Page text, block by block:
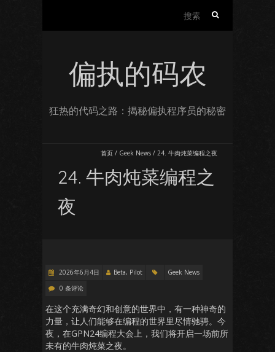
偏执的码农
狂热的代码之路：揭秘偏执程序员的秘密
首页 / Geek News / 24. 牛肉炖菜编程之夜
24. 牛肉炖菜编程之
夜
2026年6月4日 Beta, Pilot
Geek News
0 条评论
在这个充满奇幻和创意的世界中，有一种神奇的
力量，让人们能够在编程的世界里尽情驰骋。今
夜，在GPN24编程大会上，我们将开启一场前所
未有的牛肉炖菜之夜。